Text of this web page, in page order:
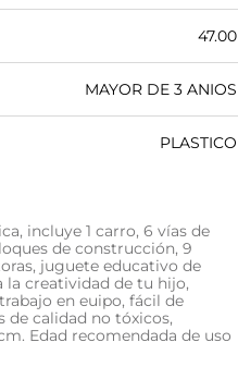
47.00
MAYOR DE 3 ANIOS
PLASTICO
incluye 1 carro, 6 vías de
de construcción, 9
juguete educativo de
creatividad de tu hijo,
en euipo, fácil de
de calidad no tóxicos,
Edad recomendada de uso